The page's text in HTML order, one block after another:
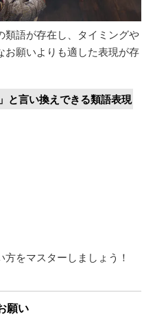
類語が存在し、タイミングや
お願いよりも適した表現が存
と言い換えできる類語表現
をマスターしましょう！
願い